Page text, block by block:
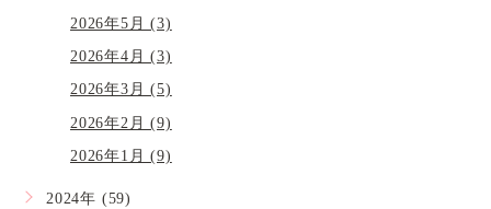
2026年5月 (3)
2026年4月 (3)
2026年3月 (5)
2026年2月 (9)
2026年1月 (9)
2024年 (59)